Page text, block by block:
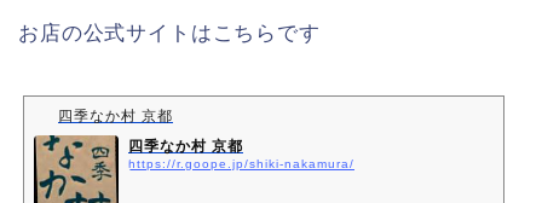
お店の公式サイトはこちらです
四季なか村 京都
四季なか村 京都
https://r.goope.jp/shiki-nakamura/